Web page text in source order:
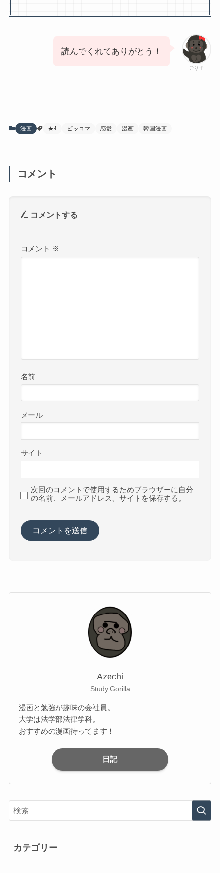
ごり子
読んでくれてありがとう！
漫画 ★4 ピッコマ 恋愛 漫画 韓国漫画
コメント
コメントする
コメント ※
名前
メール
サイト
次回のコメントで使用するためブラウザーに自分
の名前、メールアドレス、サイトを保存する。
Azechi
Study Gorilla
漫画と勉強が趣味の会社員。
大学は法学部法律学科。
おすすめの漫画待ってます！
日記
カテゴリー